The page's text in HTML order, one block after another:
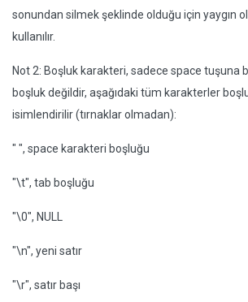
sonundan silmek şeklinde olduğu için yaygın
kullanılır.
Not 2: Boşluk karakteri, sadece space tuşuna
boşluk değildir, aşağıdaki tüm karakterler
isimlendirilir (tırnaklar olmadan):
" ", space karakteri boşluğu
"\t", tab boşluğu
"\0", NULL
"\n", yeni satır
"\r", satır başı